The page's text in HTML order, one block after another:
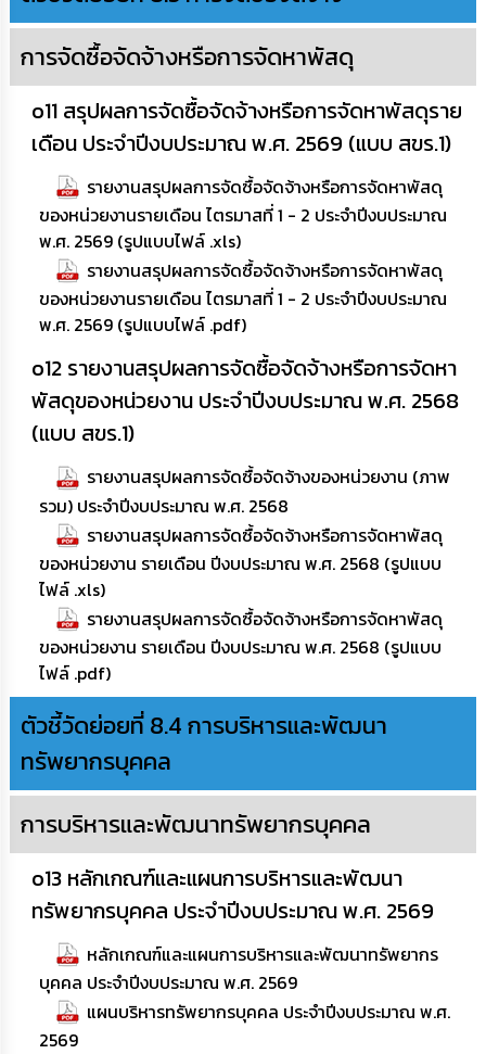
การจัดซื้อจัดจ้างหรือการจัดหาพัสดุ
o11 สรุปผลการจัดซื้อจัดจ้างหรือการจัดหาพัสดุราย
เดือน ประจำปีงบประมาณ พ.ศ. 2569 (แบบ สขร.1)
รายงานสรุปผลการจัดซื้อจัดจ้างหรือการจัดหาพัสดุ
ของหน่วยงานรายเดือน ไตรมาสที่ 1 - 2 ประจำปีงบประมาณ
พ.ศ. 2569 (รูปแบบไฟล์ .xls)
รายงานสรุปผลการจัดซื้อจัดจ้างหรือการจัดหาพัสดุ
ของหน่วยงานรายเดือน ไตรมาสที่ 1 - 2 ประจำปีงบประมาณ
พ.ศ. 2569 (รูปแบบไฟล์ .pdf)
o12 รายงานสรุปผลการจัดซื้อจัดจ้างหรือการจัดหา
พัสดุของหน่วยงาน ประจำปีงบประมาณ พ.ศ. 2568
(แบบ สขร.1)
รายงานสรุปผลการจัดซื้อจัดจ้างของหน่วยงาน (ภาพ
รวม) ประจำปีงบประมาณ พ.ศ. 2568
รายงานสรุปผลการจัดซื้อจัดจ้างหรือการจัดหาพัสดุ
ของหน่วยงาน รายเดือน ปีงบประมาณ พ.ศ. 2568 (รูปแบบ
ไฟล์ .xls)
รายงานสรุปผลการจัดซื้อจัดจ้างหรือการจัดหาพัสดุ
ของหน่วยงาน รายเดือน ปีงบประมาณ พ.ศ. 2568 (รูปแบบ
ไฟล์ .pdf)
ตัวชี้วัดย่อยที่ 8.4 การบริหารและพัฒนา
ทรัพยากรบุคคล
การบริหารและพัฒนาทรัพยากรบุคคล
o13 หลักเกณฑ์และแผนการบริหารและพัฒนา
ทรัพยากรบุคคล ประจำปีงบประมาณ พ.ศ. 2569
หลักเกณฑ์และแผนการบริหารและพัฒนาทรัพยากร
บุคคล ประจำปีงบประมาณ พ.ศ. 2569
แผนบริหารทรัพยากรบุคคล ประจำปีงบประมาณ พ.ศ.
2569